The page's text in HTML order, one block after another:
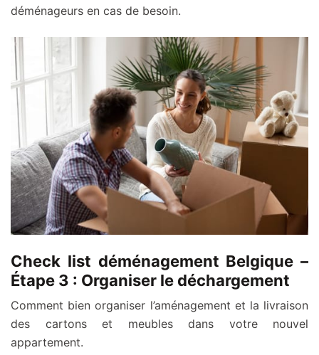
déménageurs en cas de besoin.
Check list déménagement Belgique –
Étape 3 : Organiser le déchargement
Comment bien organiser l’aménagement et la livraison
des cartons et meubles dans votre nouvel
appartement.